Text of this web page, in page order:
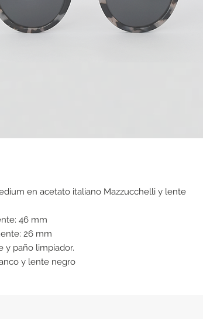
en acetato italiano Mazzucchelli y lente
46 mm
26 mm
y paño limpiador.
y lente negro